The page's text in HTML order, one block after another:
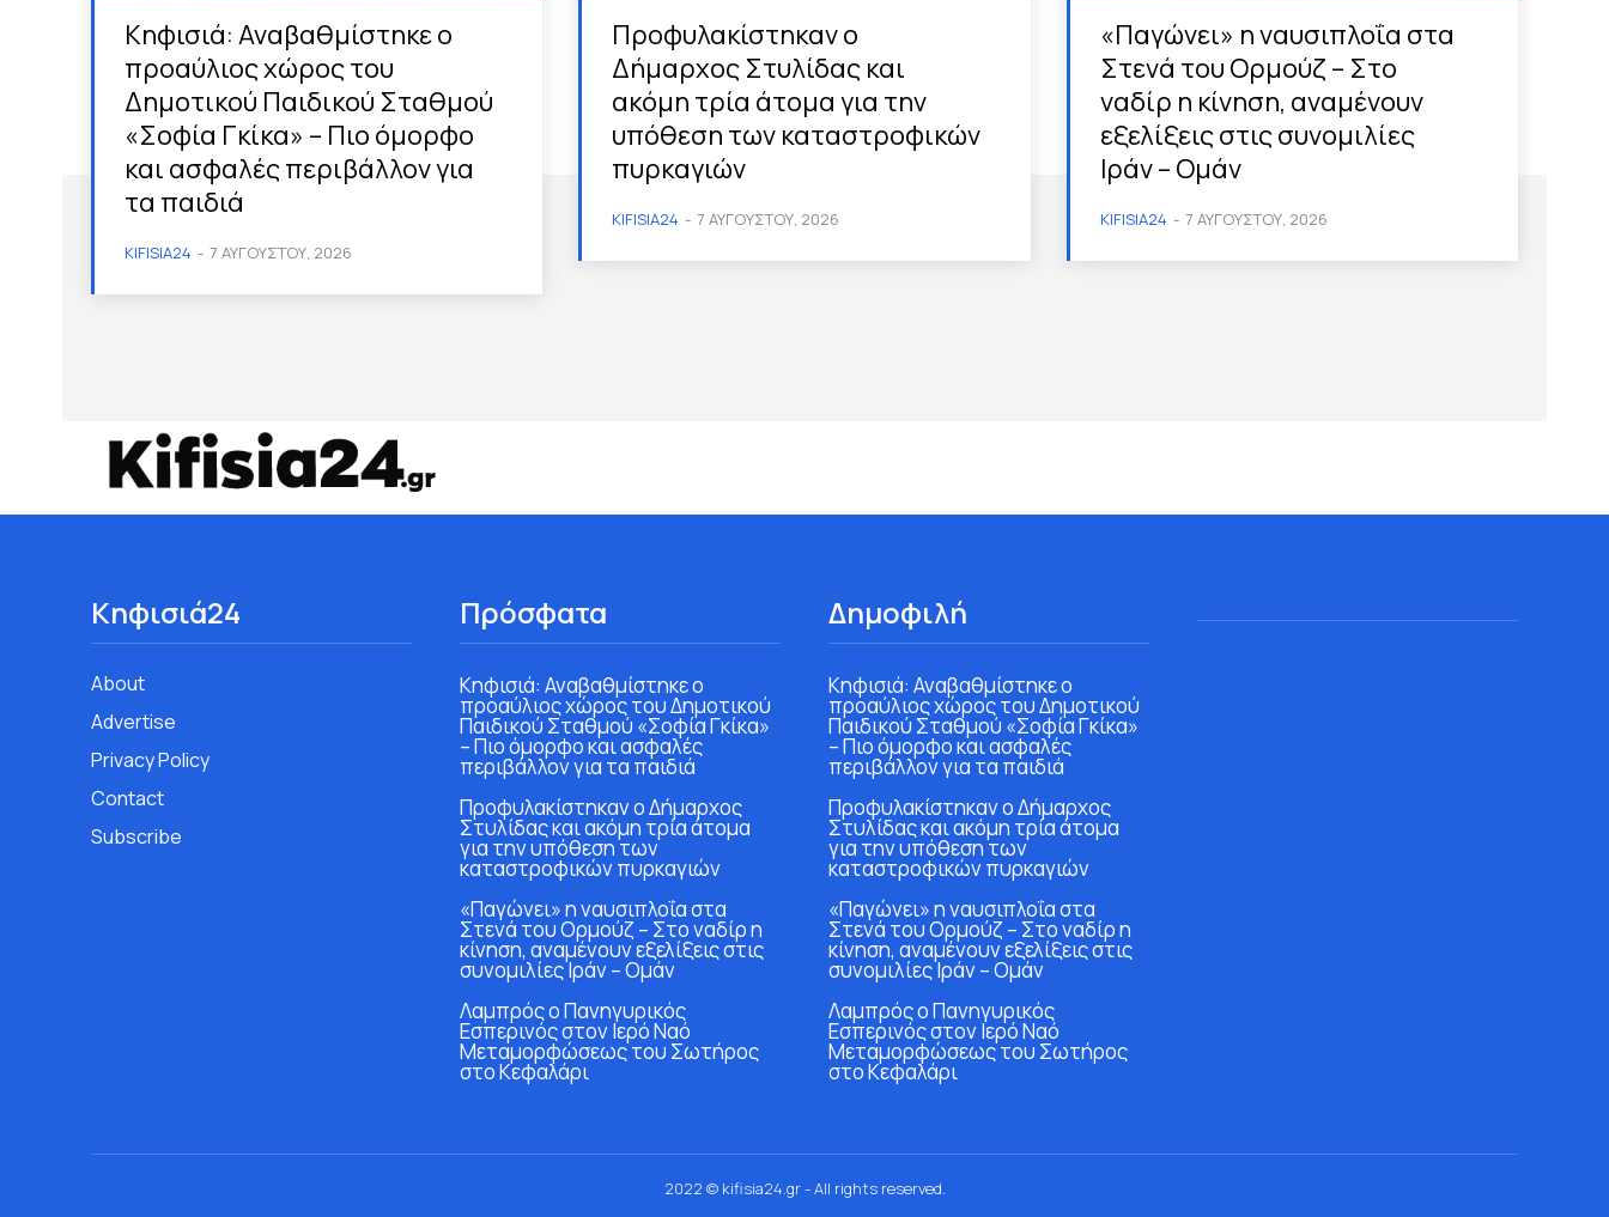
Κηφισιά: Αναβαθμίστηκε ο
προαύλιος χώρος του
Δημοτικού Παιδικού Σταθμού
«Σοφία Γκίκα» – Πιο όμορφο
και ασφαλές περιβάλλον για
τα παιδιά
KIFISIA24 - 7 ΑΥΓΟΎΣΤΟΥ, 2026
Προφυλακίστηκαν ο
Δήμαρχος Στυλίδας και
ακόμη τρία άτομα για την
υπόθεση των καταστροφικών
πυρκαγιών
KIFISIA24 - 7 ΑΥΓΟΎΣΤΟΥ, 2026
«Παγώνει» η ναυσιπλοΐα στα
Στενά του Ορμούζ – Στο
ναδίρ η κίνηση, αναμένουν
εξελίξεις στις συνομιλίες
Ιράν – Ομάν
KIFISIA24 - 7 ΑΥΓΟΎΣΤΟΥ, 2026
Κηφισιά24
About
Advertise
Privacy Policy
Contact
Subscribe
Πρόσφατα
Κηφισιά: Αναβαθμίστηκε ο
προαύλιος χώρος του Δημοτικού
Παιδικού Σταθμού «Σοφία Γκίκα»
– Πιο όμορφο και ασφαλές
περιβάλλον για τα παιδιά
Προφυλακίστηκαν ο Δήμαρχος
Στυλίδας και ακόμη τρία άτομα
για την υπόθεση των
καταστροφικών πυρκαγιών
«Παγώνει» η ναυσιπλοΐα στα
Στενά του Ορμούζ – Στο ναδίρ η
κίνηση, αναμένουν εξελίξεις στις
συνομιλίες Ιράν – Ομάν
Λαμπρός ο Πανηγυρικός
Εσπερινός στον Ιερό Ναό
Μεταμορφώσεως του Σωτήρος
στο Κεφαλάρι
Δημοφιλή
Κηφισιά: Αναβαθμίστηκε ο
προαύλιος χώρος του Δημοτικού
Παιδικού Σταθμού «Σοφία Γκίκα»
– Πιο όμορφο και ασφαλές
περιβάλλον για τα παιδιά
Προφυλακίστηκαν ο Δήμαρχος
Στυλίδας και ακόμη τρία άτομα
για την υπόθεση των
καταστροφικών πυρκαγιών
«Παγώνει» η ναυσιπλοΐα στα
Στενά του Ορμούζ – Στο ναδίρ η
κίνηση, αναμένουν εξελίξεις στις
συνομιλίες Ιράν – Ομάν
Λαμπρός ο Πανηγυρικός
Εσπερινός στον Ιερό Ναό
Μεταμορφώσεως του Σωτήρος
στο Κεφαλάρι
2022 © kifisia24.gr - All rights reserved.